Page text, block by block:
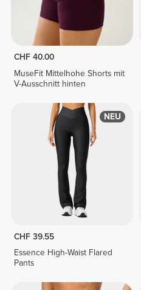
CHF 40.00
MuseFit Mittelhohe Shorts mit
V-Ausschnitt hinten
NEU
CHF 39.55
Essence High-Waist Flared
Pants